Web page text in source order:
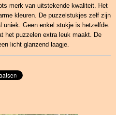
merk van uitstekende kwaliteit. Het
kleuren. De puzzelstukjes zelf zijn
uniek. Geen enkel stukje is hetzelfde.
het puzzelen extra leuk maakt. De
licht glanzend laagje.